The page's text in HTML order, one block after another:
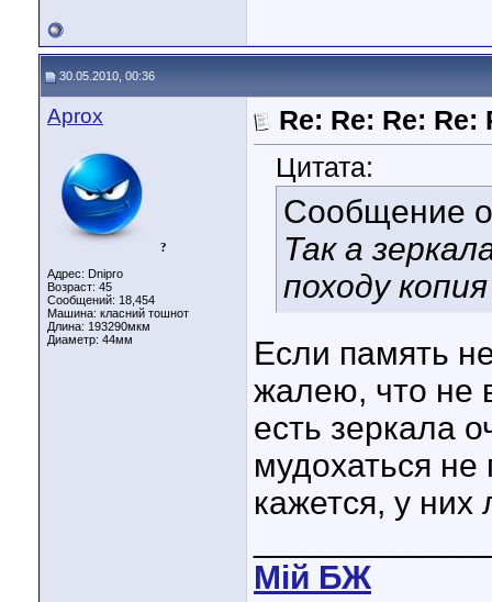
30.05.2010, 00:36
Aprox
?
Адрес: Dnipro
Возраст: 45
Сообщений: 18,454
Машина: класний тошнот
Длина: 193290мкм
Диаметр: 44мм
Re: Re: Re: Re:
Цитата:
Сообщение
Так а
походу
Если память
жалею, что не
есть зеркала
мудохаться
кажется, у них
Мiй БЖ